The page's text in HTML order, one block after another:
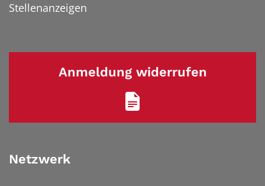
Stellenanzeigen
Anmeldung widerrufen
Netzwerk